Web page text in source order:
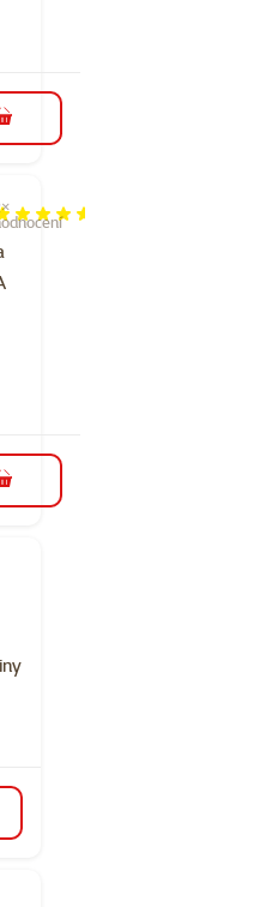
do košíku
počet hodnocení: 2
do košíku